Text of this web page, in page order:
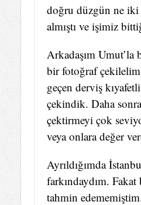
doğru düzgün ne iki
almıştı ve işimiz
Arkadaşım
bir fotoğraf
geçen derviş
çekindik. Daha
çektirmeyi çok
veya onlara değer
Ayrıldığımda
farkındaydım.
tahmin